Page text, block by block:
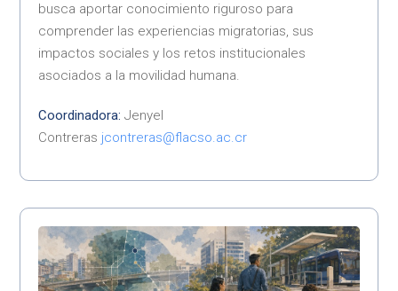
busca aportar conocimiento riguroso para
comprender las experiencias migratorias, sus
impactos sociales y los retos institucionales
asociados a la movilidad humana.
Coordinadora:Jenyel
Contreras jcontreras@flacso.ac.cr